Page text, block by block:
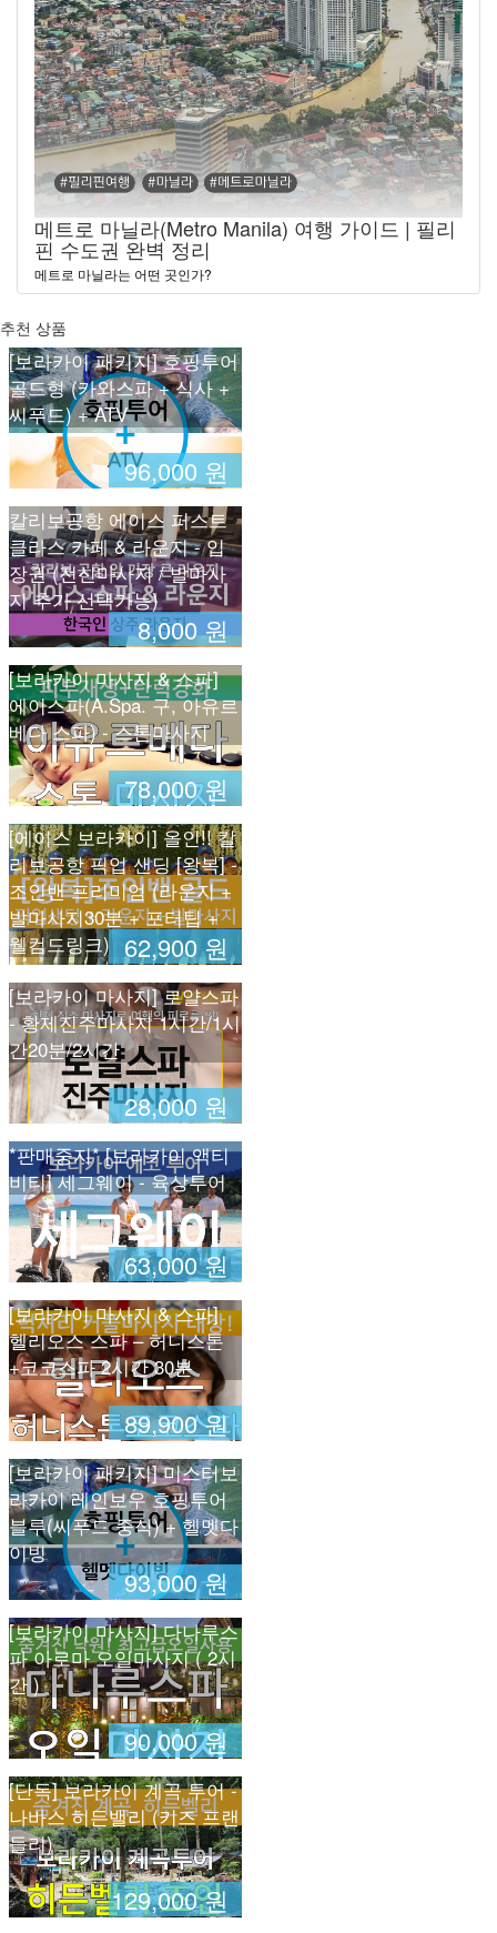
메트로 마닐라(Metro Manila) 여행 가이드 | 필리
핀 수도권 완벽 정리
메트로 마닐라는 어떤 곳인가?
추천 상품
96,000 원
[보라카이 패키지] 호핑투어
골드형 (카와스파 + 식사 +
씨푸드) + ATV
8,000 원
칼리보공항 에이스 퍼스트
클라스 카페 & 라운지 - 입
장권 (전신마사지 / 발마사
지 추가 선택가능)
78,000 원
[보라카이 마사지 & 스파]
에이스파(A.Spa. 구, 아유르
베다 스파) - 스톤마사지
62,900 원
[에이스 보라카이] 올인!! 칼
리보공항 픽업 샌딩 [왕복] -
조인밴 프리미엄 (라운지 +
발마사지30분 + 포터팁 +
웰컴드링크)
28,000 원
[보라카이 마사지] 로얄스파
- 황제진주마사지 1시간/1시
간20분/2시간
63,000 원
*판매중지* [보라카이 액티
비티] 세그웨이 - 육상투어
89,900 원
[보라카이 마사지 & 스파]
헬리오스 스파 – 허니스톤
+코코스파 2시간 30분
93,000 원
[보라카이 패키지] 미스터보
라카이 레인보우 호핑투어
블루(씨푸드 중식) + 헬멧다
이빙
90,000 원
[보라카이 마사지] 다나루스
파 아로마 오일마사지 ( 2시
간 )
129,000 원
[단독] 보라카이 계곡 투어 -
나바스 히든밸리 (키즈 프랜
들리)